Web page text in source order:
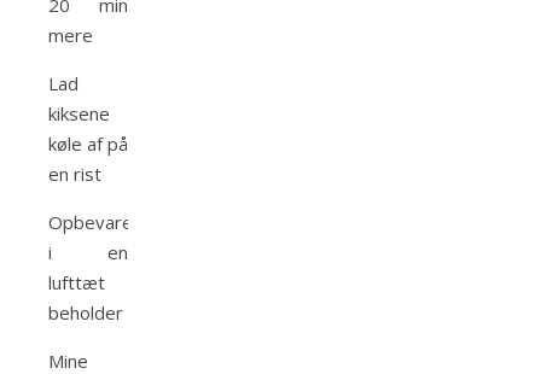
20 min
mere
Lad
kiksene
køle af på
en rist
Opbevares
i en
lufttæt
beholder
Mine